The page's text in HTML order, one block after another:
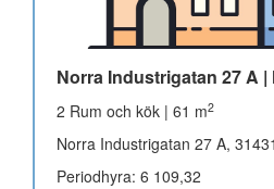
Norra Industrigatan 27 A
2 Rum och kök | 61 m2
Norra Industrigatan 27 A,
Periodhyra: 6 109,32